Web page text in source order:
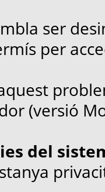
ser
per
(versió
del